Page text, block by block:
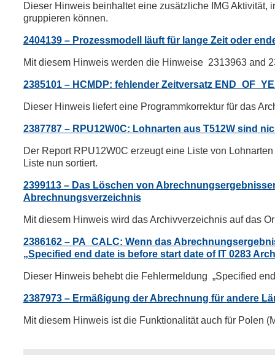
Dieser Hinweis beinhaltet eine zusätzliche IMG Aktivität,
gruppieren können.
2404139 – Prozessmodell läuft für lange Zeit oder
Mit diesem Hinweis werden die Hinweise 2313963 and
2385101 – HCMDP: fehlender Zeitversatz
Dieser Hinweis liefert eine Programmkorrektur für das
2387787 – RPU12W0C: Lohnarten aus T512W sind
Der Report RPU12W0C erzeugt eine Liste von
Liste nun sortiert.
2399113 – Das Löschen von
Abrechnungsverzeichnis
Mit diesem Hinweis wird das Archivverzeichnis auf das
2386162 – PA_CALC: Wenn das
„Specified end date is before start date of IT 0283
Dieser Hinweis behebt die Fehlermeldung „Specified
2387973 – Ermäßigung der Abrechnung für andere
Mit diesem Hinweis ist die Funktionalität auch für Polen